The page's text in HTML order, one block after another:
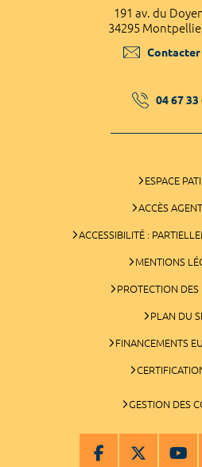
191 av. du
34295
Contacter
04 67 33
ESPACE
ACCÈS
ACCESSIBILITÉ :
MENTIONS
PROTECTION DES
PLAN DU
FINANCEMENTS
GESTION DES